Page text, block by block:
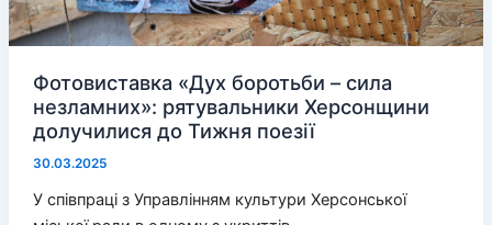
Фотовиставка «Дух боротьби – сила
незламних»: рятувальники Херсонщини
долучилися до Тижня поезії
30.03.2025
У співпраці з Управлінням культури Херсонської